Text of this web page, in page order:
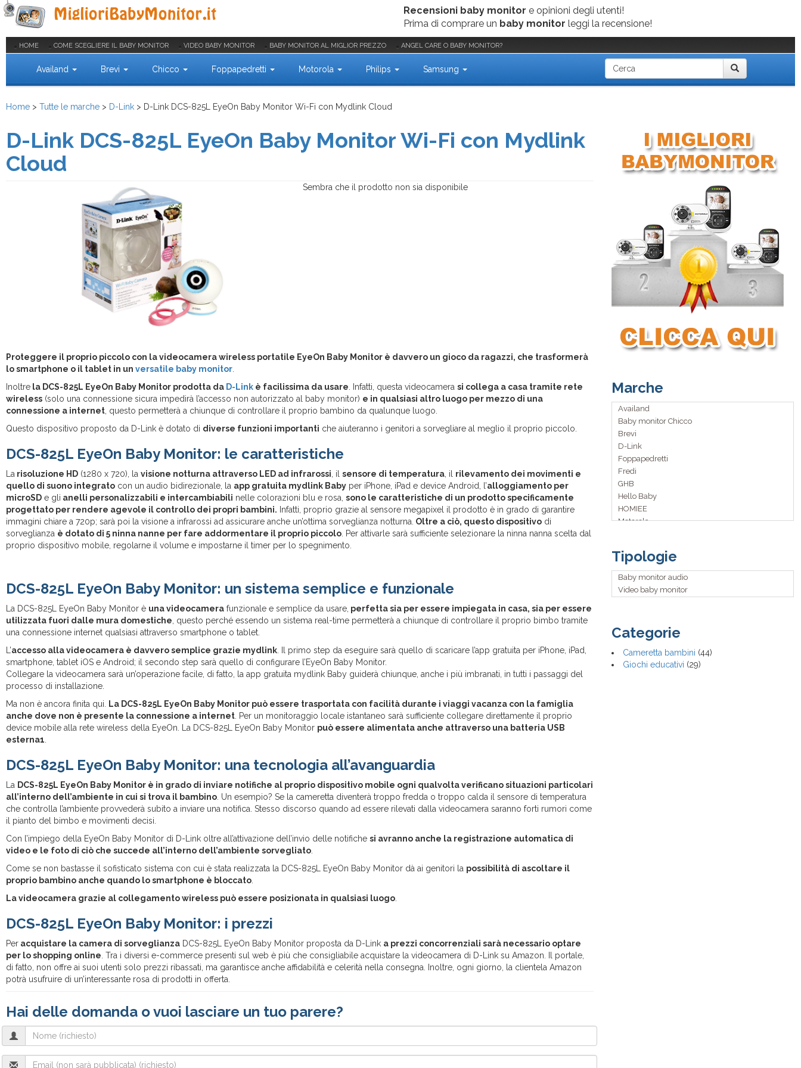
Recensioni baby monitor e opinioni degli utenti!
Prima di comprare un baby monitor leggi la recensione!
HOME COME SCEGLIERE IL BABY MONITOR VIDEO BABY MONITOR BABY MONITOR AL MIGLIOR PREZZO ANGEL CARE O BABY MONITOR?
Availand Brevi Chicco Foppapedretti Motorola Philips Samsung
Home > Tutte le marche > D-Link > D-Link DCS-825L EyeOn Baby Monitor Wi-Fi con Mydlink Cloud
D-Link DCS-825L EyeOn Baby Monitor Wi-Fi con Mydlink
Cloud
Sembra che il prodotto non sia disponibile
Proteggere il proprio piccolo con la videocamera wireless portatile EyeOn Baby Monitor è davvero un gioco da ragazzi, che trasformerà
lo smartphone o il tablet in un versatile baby monitor
Inoltre la DCS-825L EyeOn Baby Monitor prodotta da D-Link è facilissima da usare . Infatti, questa videocamera si collega a casa tramite rete
wireless (solo una connessione sicura impedirà l’accesso non autorizzato al baby monitor) e in qualsiasi altro luogo per mezzo di una
connessione a internet , questo permetterà a chiunque di controllare il proprio bambino da qualunque luogo.
Questo dispositivo proposto da D-Link è dotato di diverse funzioni importanti che aiuteranno i genitori a sorvegliare al meglio il proprio piccolo.
DCS-825L EyeOn Baby Monitor: le caratteristiche
La risoluzione HD (1280 x 720), la visione notturna attraverso LED ad infrarossi , il sensore di temperatura , il rilevamento dei movimenti e
quello di suono integrato con un audio bidirezionale, la app gratuita mydlink Baby per iPhone, iPad e device Android, l’alloggiamento per
microSD e gli anelli personalizzabili e intercambiabili nelle colorazioni blu e rosa, sono le caratteristiche di un prodotto specificamente
progettato per rendere agevole il controllo dei propri bambini. Infatti, proprio grazie al sensore megapixel il prodotto è in grado di garantire
immagini chiare a 720p; sarà poi la visione a infrarossi ad assicurare anche un’ottima sorveglianza notturna. Oltre a ciò, questo dispositivo di
sorveglianza è dotato di 5 ninna nanne per fare addormentare il proprio piccolo . Per attivarle sarà sufficiente selezionare la ninna nanna scelta dal
proprio dispositivo mobile, regolarne il volume e impostarne il timer per lo spegnimento.
DCS-825L EyeOn Baby Monitor: un sistema semplice e funzionale
La DCS-825L EyeOn Baby Monitor è una videocamera funzionale e semplice da usare, perfetta sia per essere impiegata in casa, sia per essere
utilizzata fuori dalle mura domestiche , questo perché essendo un sistema real-time permetterà a chiunque di controllare il proprio bimbo tramite
una connessione internet qualsiasi attraverso smartphone o tablet.
L’accesso alla videocamera è davvero semplice grazie mydlink . Il primo step da eseguire sarà quello di scaricare l’app gratuita per iPhone, iPad,
smartphone, tablet iOS e Android; il secondo step sarà quello di configurare l’EyeOn Baby Monitor.
Collegare la videocamera sarà un’operazione facile, di fatto, la app gratuita mydlink Baby guiderà chiunque, anche i più imbranati, in tutti i passaggi del
processo di installazione.
Ma non è ancora finita qui.
La DCS-825L EyeOn Baby Monitor può essere trasportata con facilità durante i viaggi vacanza con la famiglia
anche dove non è presente la connessione a internet . Per un monitoraggio locale istantaneo sarà sufficiente collegare direttamente il proprio
device mobile alla rete wireless della EyeOn. La DCS-825L EyeOn Baby Monitor può essere alimentata anche attraverso una batteria USB
esterna1
DCS-825L EyeOn Baby Monitor: una tecnologia all’avanguardia
La DCS-825L EyeOn Baby Monitor è in grado di inviare notifiche al proprio dispositivo mobile ogni qualvolta verificano situazioni particolari
all’interno dell’ambiente in cui si trova il bambino . Un esempio? Se la cameretta diventerà troppo fredda o troppo calda il sensore di temperatura
che controlla l’ambiente provvederà subito a inviare una notifica. Stesso discorso quando ad essere rilevati dalla videocamera saranno forti rumori come
il pianto del bimbo e movimenti decisi.
Con l’impiego della EyeOn Baby Monitor di D-Link oltre all’attivazione dell’invio delle notifiche si avranno anche la registrazione automatica di
video e le foto di ciò che succede all’interno dell’ambiente sorvegliato
Come se non bastasse il sofisticato sistema con cui è stata realizzata la DCS-825L EyeOn Baby Monitor dà ai genitori la possibilità di ascoltare il
proprio bambino anche quando lo smartphone è bloccato
La videocamera grazie al collegamento wireless può essere posizionata in qualsiasi luogo
DCS-825L EyeOn Baby Monitor: i prezzi
Per acquistare la camera di sorveglianza DCS-825L EyeOn Baby Monitor proposta da D-Link a prezzi concorrenziali sarà necessario optare
per lo shopping online . Tra i diversi e-commerce presenti sul web è più che consigliabile acquistare la videocamera di D-Link su Amazon. Il portale,
di fatto, non offre ai suoi utenti solo prezzi ribassati, ma garantisce anche affidabilità e celerità nella consegna. Inoltre, ogni giorno, la clientela Amazon
potrà usufruire di un’interessante rosa di prodotti in offerta.
Hai delle domanda o vuoi lasciare un tuo parere?
Name
(richiesto)
Email
Marche
Availand
Baby monitor Chicco
Brevi
D-Link
Foppapedretti
Fredi
GHB
Hello Baby
HOMIEE
Motorola
Sunluxy
USBONLINE
Tipologie
Baby monitor audio
Video baby monitor
Categorie
Cameretta bambini (44)
Giochi educativi (29)